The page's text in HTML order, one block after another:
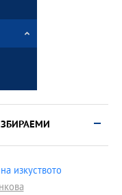
изкуството